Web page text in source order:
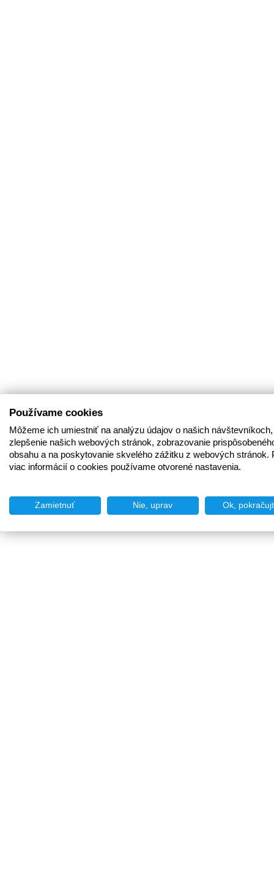
Používame cookies
Môžeme ich umiestniť na analýzu údajov o našich
zlepšenie našich webových stránok, zobrazovanie
obsahu a na poskytovanie skvelého zážitku z webových stránok.
viac informácií o cookies používame otvorené nastavenia.
Zamietnuť Nie, uprav Ok,